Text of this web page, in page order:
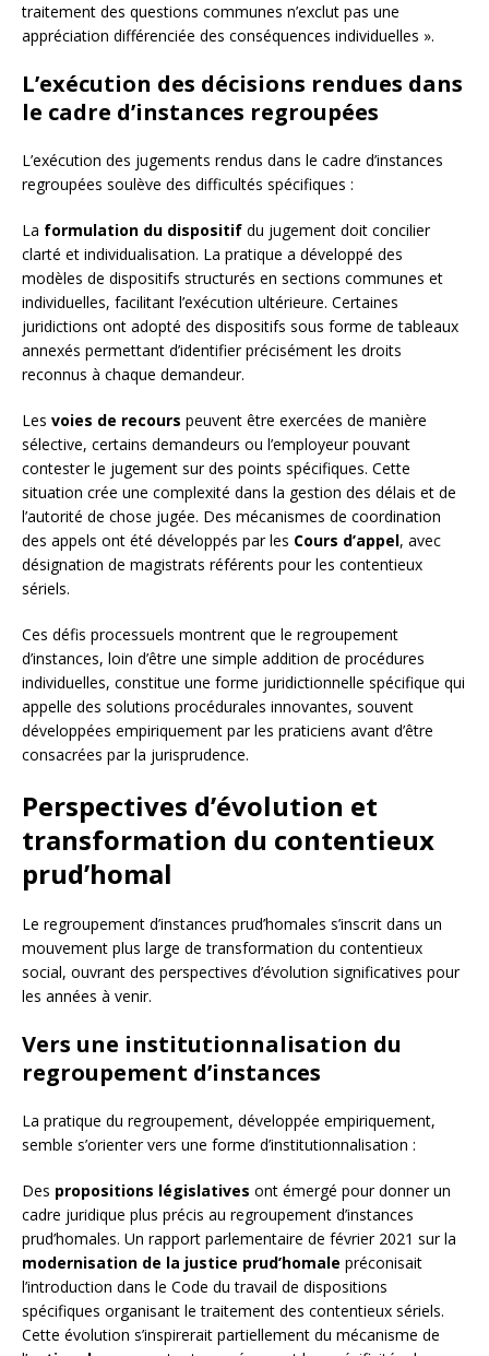
traitement des questions communes n’exclut pas une
appréciation différenciée des conséquences individuelles ».
L’exécution des décisions rendues dans
le cadre d’instances regroupées
L’exécution des jugements rendus dans le cadre d’instances
regroupées soulève des difficultés spécifiques :
La formulation du dispositif du jugement doit concilier
clarté et individualisation. La pratique a développé des
modèles de dispositifs structurés en sections communes et
individuelles, facilitant l’exécution ultérieure. Certaines
juridictions ont adopté des dispositifs sous forme de tableaux
annexés permettant d’identifier précisément les droits
reconnus à chaque demandeur.
Les voies de recours peuvent être exercées de manière
sélective, certains demandeurs ou l’employeur pouvant
contester le jugement sur des points spécifiques. Cette
situation crée une complexité dans la gestion des délais et de
l’autorité de chose jugée. Des mécanismes de coordination
des appels ont été développés par les Cours d’appel, avec
désignation de magistrats référents pour les contentieux
sériels.
Ces défis processuels montrent que le regroupement
d’instances, loin d’être une simple addition de procédures
individuelles, constitue une forme juridictionnelle spécifique qui
appelle des solutions procédurales innovantes, souvent
développées empiriquement par les praticiens avant d’être
consacrées par la jurisprudence.
Perspectives d’évolution et
transformation du contentieux
prud’homal
Le regroupement d’instances prud’homales s’inscrit dans un
mouvement plus large de transformation du contentieux
social, ouvrant des perspectives d’évolution significatives pour
les années à venir.
Vers une institutionnalisation du
regroupement d’instances
La pratique du regroupement, développée empiriquement,
semble s’orienter vers une forme d’institutionnalisation :
Des propositions législatives ont émergé pour donner un
cadre juridique plus précis au regroupement d’instances
prud’homales. Un rapport parlementaire de février 2021 sur la
modernisation de la justice prud’homale préconisait
l’introduction dans le Code du travail de dispositions
spécifiques organisant le traitement des contentieux sériels.
Cette évolution s’inspirerait partiellement du mécanisme de